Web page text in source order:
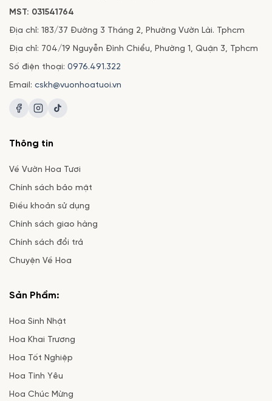
MST: 031541764
Địa chỉ: 183/37 Đường 3 Tháng 2, Phường Vườn Lài. Tphcm
Địa chỉ: 704/19 Nguyễn Đình Chiểu, Phường 1, Quận 3, Tphcm
Số điện thoại: 0976.491.322
Email: cskh@vuonhoatuoi.vn
Thông tin
Về Vườn Hoa Tươi
Chính sách bảo mật
Điều khoản sử dụng
Chính sách giao hàng
Chính sách đổi trả
Chuyện Về Hoa
Sản Phẩm:
Hoa Sinh Nhật
Hoa Khai Trương
Hoa Tốt Nghiệp
Hoa Tình Yêu
Hoa Chúc Mừng